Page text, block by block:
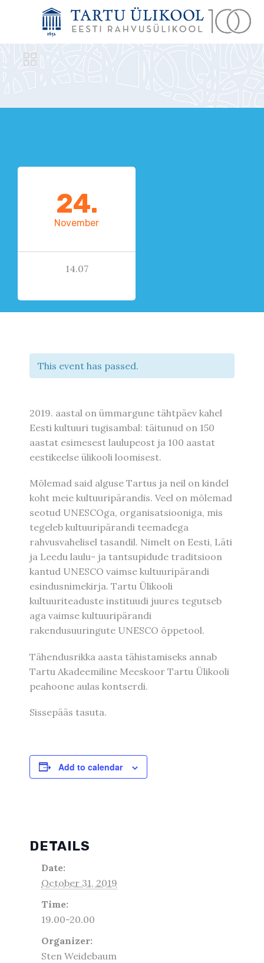

24.
November
14.07
This event has passed.
2019. aastal on ümmargune tähtpäev kahel
Eesti kultuuri tugisambal: täitunud on 150
aastat esimesest laulupeost ja 100 aastat
eestikeelse ülikooli loomisest.
Mõlemad said alguse Tartus ja neil on kindel
koht meie kultuuripärandis. Veel on mõlemad
seotud UNESCOga, organisatsiooniga, mis
tegeleb kultuuripärandi teemadega
rahvusvahelisel tasandil. Nimelt on Eesti, Läti
ja Leedu laulu- ja tantsupidude traditsioon
kantud UNESCO vaimse kultuuripärandi
esindusnimekirja. Tartu Ülikooli
kultuuriteaduste instituudi juures tegutseb
aga vaimse kultuuripärandi
rakendusuuringute UNESCO õppetool.
Tähendusrikka aasta tähistamiseks annab
Tartu Akadeemiline Meeskoor Tartu Ülikooli
peahoone aulas kontserdi.
Sissepääs tasuta.
Add to calendar
DETAILS
Date:
October 31, 2019
Time:
19.00-20.00
Organizer:
Sten Weidebaum